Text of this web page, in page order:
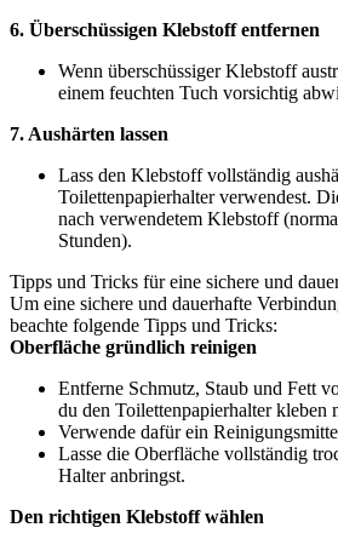
6. Überschüssigen Klebstoff entfernen
Wenn überschüssiger Klebstoff
einem feuchten Tuch vorsichtig
7. Aushärten lassen
Lass den Klebstoff vollständig
Toilettenpapierhalter verwendest.
nach verwendetem Klebstoff
Stunden).
Tipps und Tricks für eine sichere und
Um eine sichere und dauerhafte
beachte folgende Tipps und Tricks:
Oberfläche gründlich reinigen
Entferne Schmutz, Staub und Fett
du den Toilettenpapierhalter kleben
Verwende dafür ein
Lasse die Oberfläche vollständig
Halter anbringst.
Den richtigen Klebstoff wählen